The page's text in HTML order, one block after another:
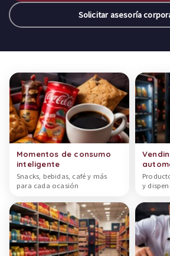
Solicitar asesoría
Categorías de
Momentos de consumo
inteligente
Snacks, bebidas, café y más
para cada ocasión
y